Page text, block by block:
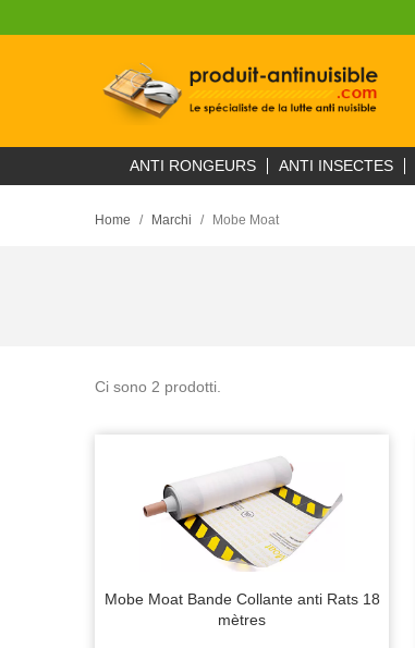
ANTI RONGEURS ANTI INSECTES
Home Marchi Mobe Moat
Ci sono 2 prodotti.
Mobe Moat Bande Collante anti Rats 18
mètres